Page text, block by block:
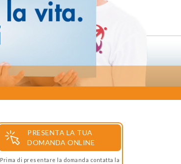
PRESENTA LA TUA
DOMANDA ONLINE
Prima di presentare la domanda contatta la